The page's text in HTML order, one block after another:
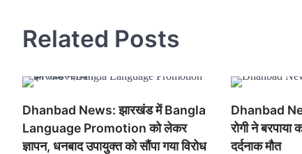
Related Posts
Dhanbad News: झारखंड में Bangla
Language Promotion को लेकर
ज्ञापन, धनबाद उपायुक्त को सौंपा गया विरोध
Dhanbad
रोगी ने बरपाया
दर्दनाक मौत